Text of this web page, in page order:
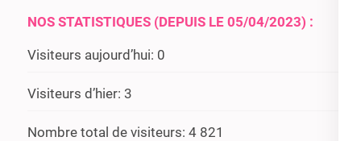
NOS STATISTIQUES (DEPUIS LE 05/04/2023) :
Visiteurs aujourd’hui: 0
Visiteurs d’hier: 3
Nombre total de visiteurs: 4 821